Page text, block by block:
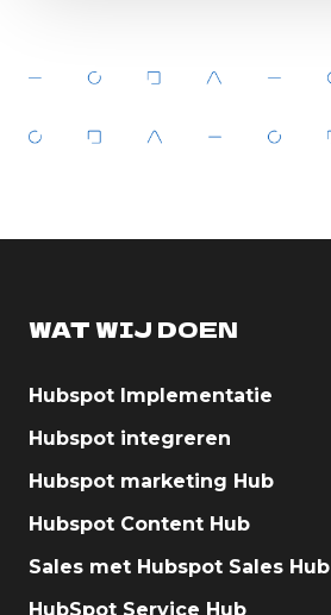
WAT WIJ DOEN
Hubspot Implementatie
Hubspot integreren
Hubspot marketing Hub
Hubspot Content Hub
Sales met Hubspot Sales Hub
HubSpot Service Hub